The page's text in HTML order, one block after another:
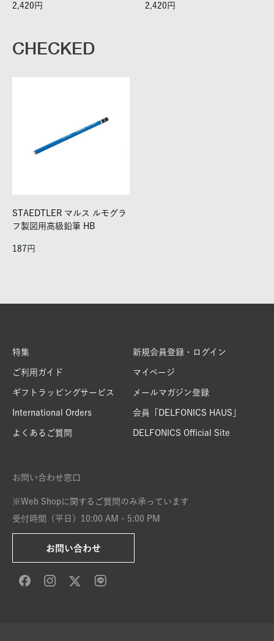
2,420 2,420
CHECKED
STAEDTLER マルス ルモグラ
フ製図用高級鉛筆 HB
187
特集
ご利用ガイド
ギフトラッピングサービス
International Orders
よくあるご質問
新規会員登録・ログイン
マイページ
メールマガジン登録
会員「DELFONICS HAUS」
DELFONICS Official Site
お問い合わせ窓口
※Web Shopに関するご質問のみ承っています
受付時間（平日）10:00 AM - 5:00 PM
お問い合わせ